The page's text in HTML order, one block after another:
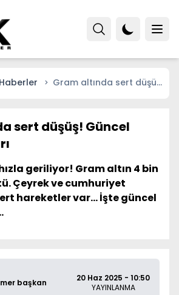
Haberler
Gram altında sert düşüş!
sert düşüş! Güncel
geriliyor! Gram altın 4 bin
Çeyrek ve cumhuriyet
hareketler var... İşte güncel
başkan
20 Haz 2025 - 10:50
YAYINLANMA